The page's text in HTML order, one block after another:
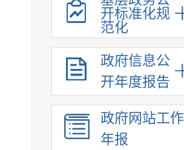
开标准化规
范化
政府信息公
开年度报告
政府网站工作
年报